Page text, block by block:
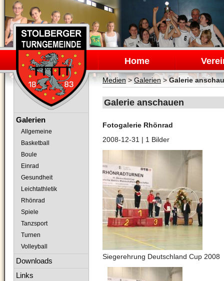
Navigation
überspringen
Home
Medien>Galerien >Galerie
Galerie anschauen
Fotogalerie Rhönrad
2008-12-31 | 1 Bilder
Siegerehrung Deutschland Cup 2008
Navigation
Galerien
Allgemeine
Basketball
Boule
Einrad
Gesundheit
Leichtathletik
Rhönrad
Spiele
Tanzsport
Turnen
Volleyball
Downloads
Links